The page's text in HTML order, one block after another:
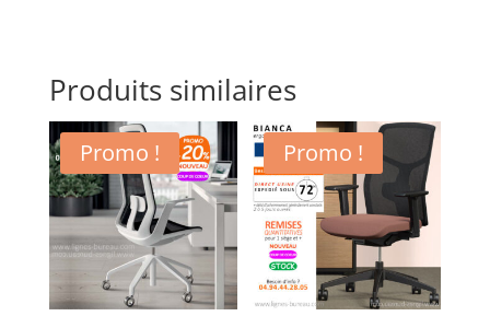
Produits similaires
Promo ! Promo !